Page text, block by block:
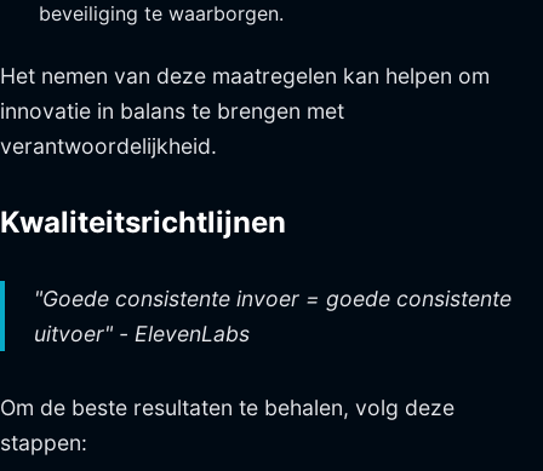
beveiliging te waarborgen.
Het nemen van deze maatregelen kan helpen om
innovatie in balans te brengen met
verantwoordelijkheid.
Kwaliteitsrichtlijnen
"Goede consistente invoer = goede consistente
uitvoer" - ElevenLabs
Om de beste resultaten te behalen, volg deze
stappen: